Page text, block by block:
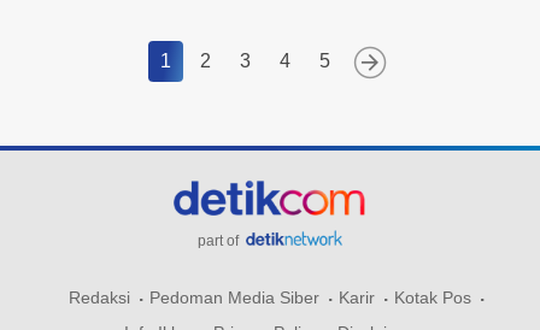
1 2 3 4 5
part of
Redaksi Pedoman Media Siber Karir
Kotak Pos